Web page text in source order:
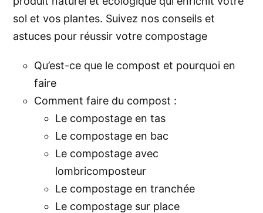
sol et vos plantes. Suivez nos conseils et
astuces pour réussir votre compostage
Qu’est-ce que le compost et pourquoi en
faire
Comment faire du compost :
Le compostage en tas
Le compostage en bac
Le compostage avec
lombricomposteur
Le compostage en tranchée
Le compostage sur place